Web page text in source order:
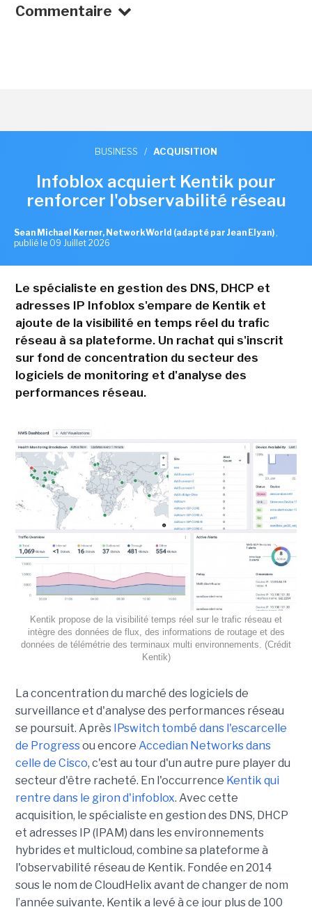
Commentaire
BUSINESS / ACQUISITION
Infoblox acquiert Kentik pour
renforcer l'observabilité réseau
Sean Michael Kerner, NetworkWorld (adapté par Jean Elyan) ,
publié le 09 Juillet 2026
Le spécialiste en gestion des DNS, DHCP et
adresses IP Infoblox s'empare de Kentik et
ajoute de la visibilité en temps réel du trafic
réseau à sa plateforme. Un rachat qui s'inscrit
sur fond de concentration du secteur des
logiciels de monitoring et d'analyse des
performances réseau.
Kentik propose de la visibilité temps réel sur le trafic réseau et
intègre des données de flux, des informations de routage et des
données de télémétrie des terminaux multi environnements. (Crédit
Kentik)
La concentration du marché des logiciels de
surveillance et d'analyse des performances réseau
se poursuit. Après IPswitch tombé dans l'escarcelle
de Progressou encore Accedian Networks dans
celle de Cisco, c'est au tour d'un autre pure player du
secteur d'être racheté. En l'occurrence Kentik qui
rentre dans le giron d'infoblox. Avec cette
acquisition, le spécialiste en gestion des DNS, DHCP
et adresses IP (IPAM) dans les environnements
hybrides et multicloud, combine sa plateforme à
l'observabilité réseau de Kentik. Fondée en 2014
sous le nom de CloudHelix avant de changer de nom
l’année suivante, Kentik a levé à ce jour plus de 100